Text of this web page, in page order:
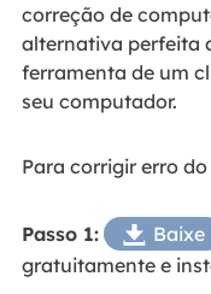
correção de
alternativa perfeita
ferramenta de um
seu computador.
Para corrigir erro
Passo 1:  Baixe
gratuitamente e